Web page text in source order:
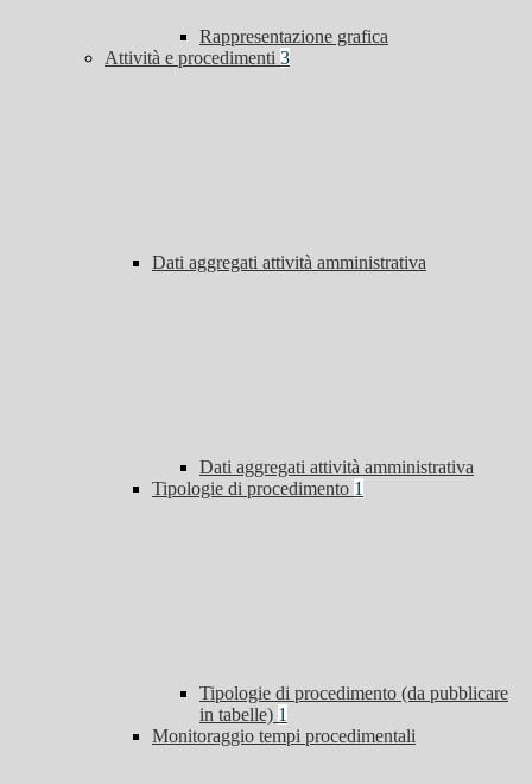
Rappresentazione grafica
Attività e procedimenti 3
Dati aggregati attività amministrativa
Dati aggregati attività amministrativa
Tipologie di procedimento 1
Tipologie di procedimento (da pubblicare
in tabelle) 1
Monitoraggio tempi procedimentali